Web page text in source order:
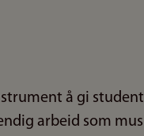
å gi
arbeid som